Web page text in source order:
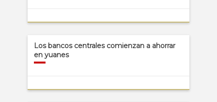
Los bancos centrales comienzan a ahorrar
en yuanes